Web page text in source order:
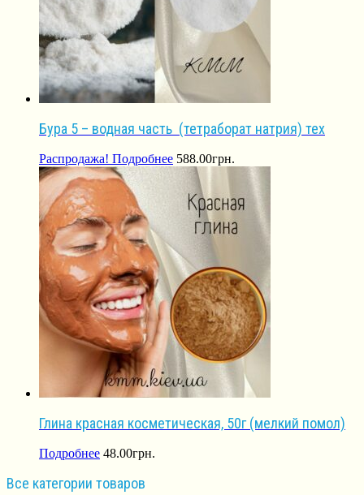
Бура 5 – водная часть (тетраборат натрия) тех
Распродажа! Подробнее 588.00грн.
Глина красная косметическая, 50г (мелкий помол)
Подробнее 48.00грн.
Все категории товаров